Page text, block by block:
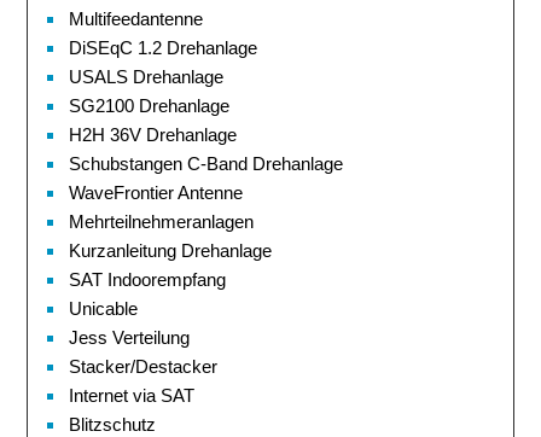
Multifeedantenne
DiSEqC 1.2 Drehanlage
USALS Drehanlage
SG2100 Drehanlage
H2H 36V Drehanlage
Schubstangen C-Band Drehanlage
WaveFrontier Antenne
Mehrteilnehmeranlagen
Kurzanleitung Drehanlage
SAT Indoorempfang
Unicable
Jess Verteilung
Stacker/Destacker
Internet via SAT
Blitzschutz